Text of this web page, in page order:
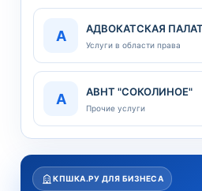
А АДВОКАТСКАЯ
Услуги в области права
А АВНТ "СОКОЛИНОЕ"
Прочие услуги
КПШКА.РУ ДЛЯ БИЗНЕСА